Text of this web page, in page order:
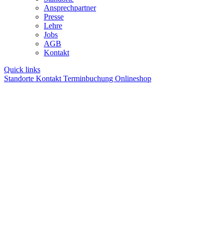
Ansprechpartner
Presse
Lehre
Jobs
AGB
Kontakt
Quick links
Standorte Kontakt Terminbuchung Onlineshop